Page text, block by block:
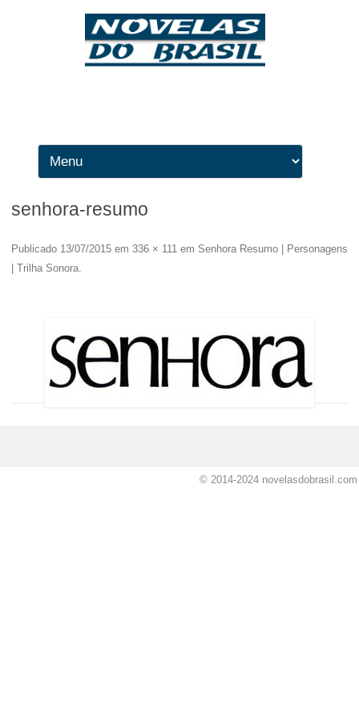
senhora-resumo
Publicado 13/07/2015 em 336 × 111 em Senhora Resumo | Personagens
| Trilha Sonora.
© 2014-2024 novelasdobrasil.com